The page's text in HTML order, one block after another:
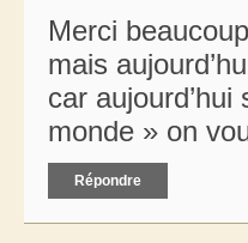
Merci
mais
car
monde » on
Répondre